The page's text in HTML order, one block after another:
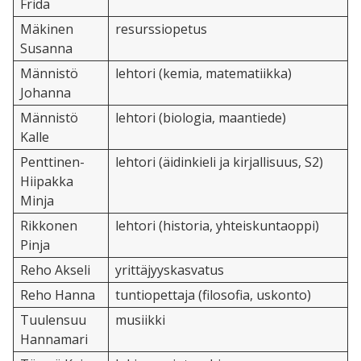
Frida
Mäkinen
Susanna
resurssiopetus
Männistö
Johanna
lehtori (kemia, matematiikka)
Männistö
Kalle
lehtori (biologia, maantiede)
Penttinen-
Hiipakka
Minja
lehtori (äidinkieli ja kirjallisuus, S2)
Rikkonen
Pinja
lehtori (historia, yhteiskuntaoppi)
Reho Akseli
yrittäjyyskasvatus
Reho Hanna
tuntiopettaja (filosofia, uskonto)
Tuulensuu
Hannamari
musiikki